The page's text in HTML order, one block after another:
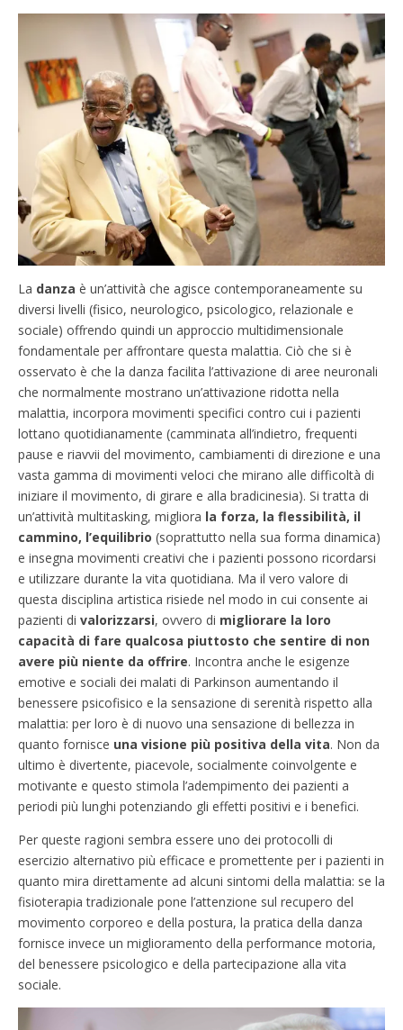
La danza è un’attività che agisce contemporaneamente su
diversi livelli (fisico, neurologico, psicologico, relazionale e
sociale) offrendo quindi un approccio multidimensionale
fondamentale per affrontare questa malattia. Ciò che si è
osservato è che la danza facilita l’attivazione di aree neuronali
che normalmente mostrano un’attivazione ridotta nella
malattia, incorpora movimenti specifici contro cui i pazienti
lottano quotidianamente (camminata all’indietro, frequenti
pause e riavvii del movimento, cambiamenti di direzione e una
vasta gamma di movimenti veloci che mirano alle difficoltà di
iniziare il movimento, di girare e alla bradicinesia). Si tratta di
un’attività multitasking, migliora la forza, la flessibilità, il
cammino, l’equilibrio (soprattutto nella sua forma dinamica)
e insegna movimenti creativi che i pazienti possono ricordarsi
e utilizzare durante la vita quotidiana. Ma il vero valore di
questa disciplina artistica risiede nel modo in cui consente ai
pazienti di valorizzarsi, ovvero di migliorare la loro
capacità di fare qualcosa piuttosto che sentire di non
avere più niente da offrire. Incontra anche le esigenze
emotive e sociali dei malati di Parkinson aumentando il
benessere psicofisico e la sensazione di serenità rispetto alla
malattia: per loro è di nuovo una sensazione di bellezza in
quanto fornisce una visione più positiva della vita. Non da
ultimo è divertente, piacevole, socialmente coinvolgente e
motivante e questo stimola l’adempimento dei pazienti a
periodi più lunghi potenziando gli effetti positivi e i benefici.
Per queste ragioni sembra essere uno dei protocolli di
esercizio alternativo più efficace e promettente per i pazienti in
quanto mira direttamente ad alcuni sintomi della malattia: se la
fisioterapia tradizionale pone l’attenzione sul recupero del
movimento corporeo e della postura, la pratica della danza
fornisce invece un miglioramento della performance motoria,
del benessere psicologico e della partecipazione alla vita
sociale.